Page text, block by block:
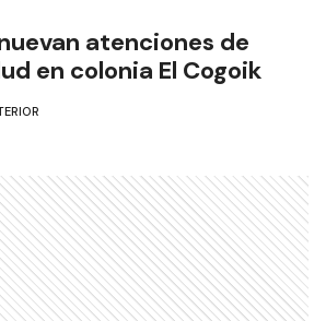
atenciones de